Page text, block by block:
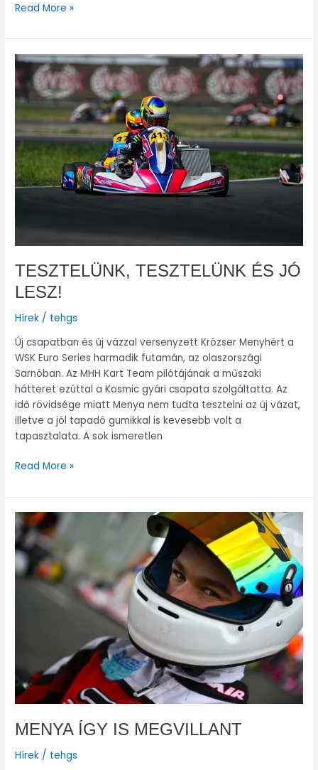
Read More »
TESZTELÜNK, TESZTELÜNK ÉS JÓ
LESZ!
Hírek / tehgs
Új csapatban és új vázzal versenyzett Krózser Menyhért a
WSK Euro Series harmadik futamán, az olaszországi
Sarnóban. Az MHH Kart Team pilótájának a műszaki
hátteret ezúttal a Kosmic gyári csapata szolgáltatta. Az
idő rövidsége miatt Menya nem tudta tesztelni az új vázat,
illetve a jól tapadó gumikkal is kevesebb volt a
tapasztalata. A sok ismeretlen
TESZTELÜNK,
TESZTELÜNK
ÉS
JÓ
LESZ!
Read More »
MENYA ÍGY IS MEGVILLANT
Hírek / tehgs
MENYA
ÍGY
IS
MEGVILLANT